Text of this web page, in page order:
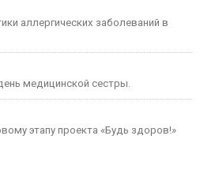
аллергических заболеваний в
медицинской сестры.
этапу проекта «Будь здоров!»